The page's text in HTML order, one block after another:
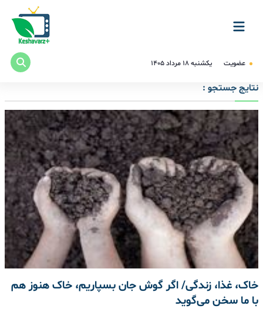
عضویت یکشنبه ۱۸ مرداد ۱۴۰۵
نتایج جستجو :
️خاک، غذا، زندگی/ اگر گوش جان بسپاریم، خاک هنوز هم
با ما سخن می‌گوید